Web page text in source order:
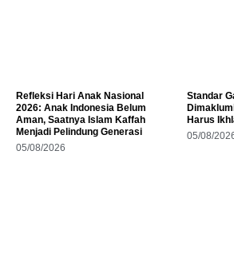
Refleksi Hari Anak Nasional
2026: Anak Indonesia Belum
Aman, Saatnya Islam Kaffah
Menjadi Pelindung Generasi
05/08/2026
Standar
Harus
05/08/